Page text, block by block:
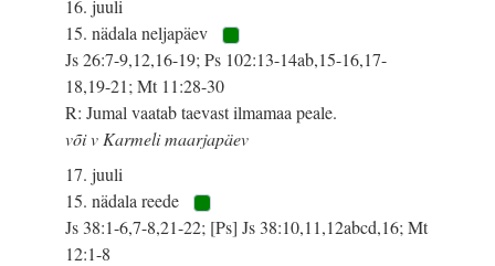
16. juuli
15. nädala neljapäev
Js 26:7-9,12,16-19; Ps 102:13-14ab,15-16,17-
18,19-21; Mt 11:28-30
R: Jumal vaatab taevast ilmamaa peale.
või v Karmeli maarjapäev
17. juuli
15. nädala reede
Js 38:1-6,7-8,21-22; [Ps] Js 38:10,11,12abcd,16; Mt
12:1-8